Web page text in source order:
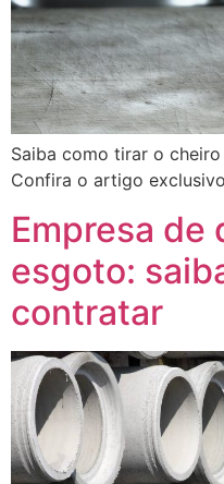
Saiba como tirar o
Confira o artigo
Empresa de
esgoto:
contratar